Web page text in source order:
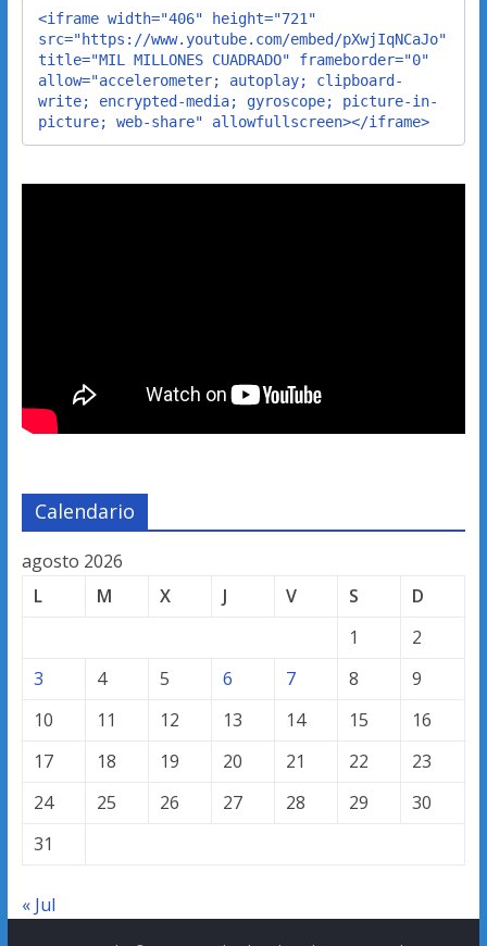
<iframe width="406" height="721"
src="https://www.youtube.com/embed/pXwjIqNCaJo"
title="MIL MILLONES CUADRADO" frameborder="0"
allow="accelerometer; autoplay; clipboard-
write; encrypted-media; gyroscope; picture-in-
picture; web-share" allowfullscreen></iframe>
Calendario
agosto 2026
L
M X J V S
D
1
2
3
4 5 6 7 8
9
10
11 12 13 14 15
16
17
18 19 20 21 22
23
24
25 26 27 28 29
30
31
« Jul